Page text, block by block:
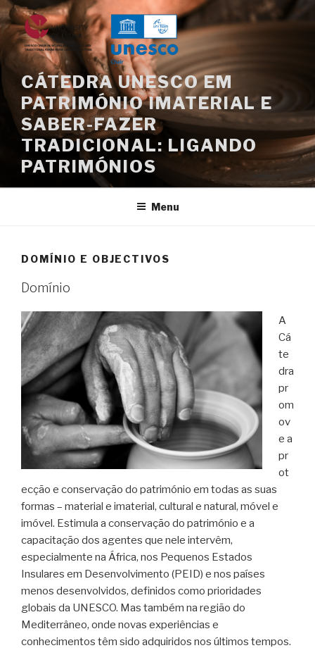
Saltar
para
conteúdo
CÁTEDRA UNESCO EM
PATRIMÓNIO IMATERIAL E
SABER-FAZER
TRADICIONAL: LIGANDO
PATRIMÓNIOS
Menu
DOMÍNIO E OBJECTIVOS
Domínio
A
Cá
te
dra
pr
om
ov
e a
pr
ot
ecção e conservação do património em todas as suas
formas – material e imaterial, cultural e natural, móvel e
imóvel. Estimula a conservação do património e a
capacitação dos agentes que nele intervêm,
especialmente na África, nos Pequenos Estados
Insulares em Desenvolvimento (PEID) e nos países
menos desenvolvidos, definidos como prioridades
globais da UNESCO. Mas também na região do
Mediterrâneo, onde novas experiências e
conhecimentos têm sido adquiridos nos últimos tempos.